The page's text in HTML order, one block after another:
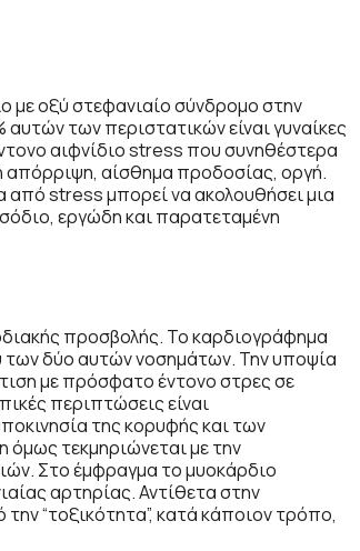
με οξύ στεφανιαίο σύνδρομο στην
των περιστατικών είναι γυναίκες
αιφνίδιο stress που συνηθέστερα
αίσθημα προδοσίας, οργή.
από stress μπορεί να ακολουθήσει μια
εργώδη και παρατεταμένη
προσβολής. Το καρδιογράφημα
των δύο αυτών νοσημάτων. Την υποψία
με πρόσφατο έντονο στρες σε
περιπτώσεις είναι
της κορυφής και των
τεκμηριώνεται με την
Στο έμφραγμα το μυοκάρδιο
αρτηρίας. Αντίθετα στην
“τοξικότητα”, κατά κάποιον τρόπο,